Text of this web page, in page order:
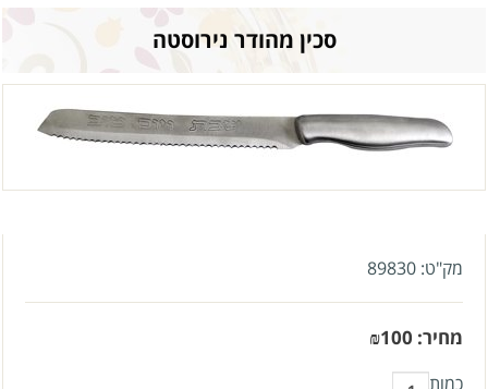
סכין מהודר נירוסטה
מק"ט: 89830
מחיר: ₪100
כמות